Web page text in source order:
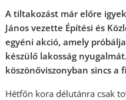
A tiltakozást már előre
János vezette Építési és
egyéni akció, amely
készülő lakosság
köszönőviszonyban sincs a
Hétfőn kora délutánra csak